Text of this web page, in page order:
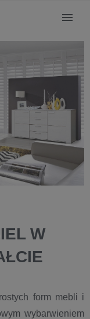
W
form mebli i
wybarwieniem